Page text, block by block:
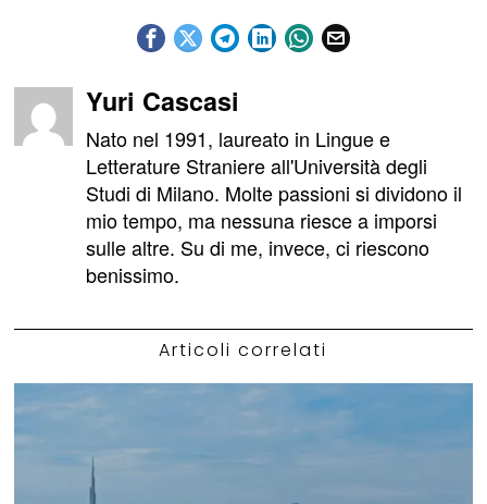
Yuri Cascasi
Nato nel 1991, laureato in Lingue e
Letterature Straniere all'Università degli
Studi di Milano. Molte passioni si dividono il
mio tempo, ma nessuna riesce a imporsi
sulle altre. Su di me, invece, ci riescono
benissimo.
Articoli correlati